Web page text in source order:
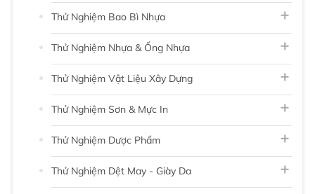
Thử Nghiệm Bao Bì Nhựa
Thử Nghiệm Nhựa & Ống Nhựa
Thử Nghiệm Vật Liệu Xây Dựng
Thử Nghiệm Sơn & Mực In
Thử Nghiệm Dược Phẩm
Thử Nghiệm Dệt May - Giày Da